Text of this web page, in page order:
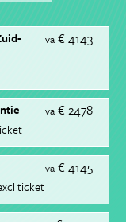
va € 4143
va € 2478
va € 4145
ticket